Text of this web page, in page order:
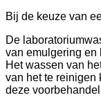
Bij de keuze van
De
van emulgering en
Het wassen van
van het te reinigen
deze